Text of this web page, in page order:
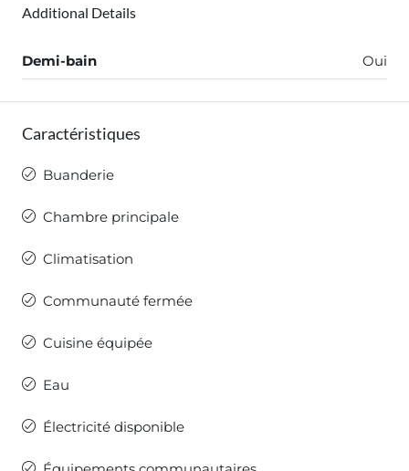
Additional Details
Demi-bain Oui
Caractéristiques
Buanderie
Chambre principale
Climatisation
Communauté fermée
Cuisine équipée
Eau
Électricité disponible